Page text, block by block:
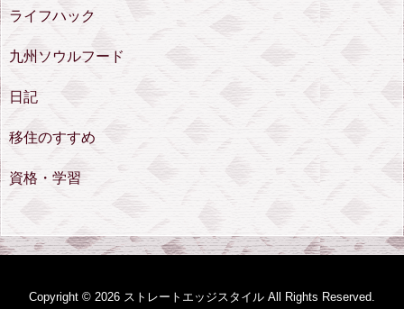
ライフハック
九州ソウルフード
日記
移住のすすめ
資格・学習
Copyright © 2026 ストレートエッジスタイル All Rights Reserved.